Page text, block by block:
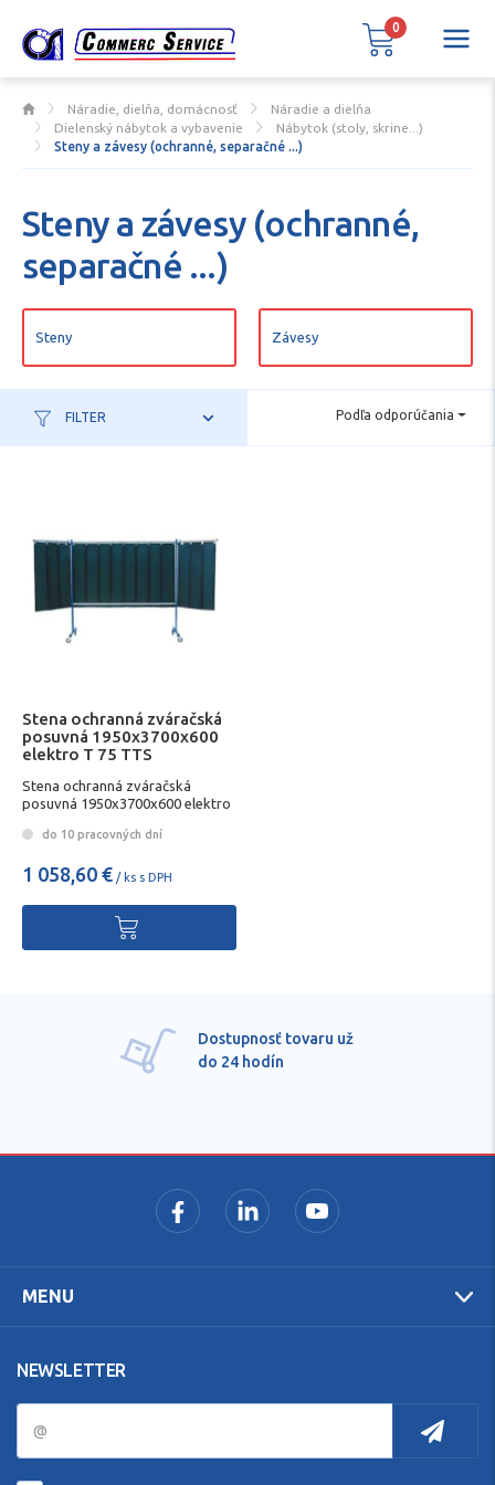
Náradie, dielňa, domácnosť
Náradie a dielňa
Dielenský nábytok a vybavenie
Nábytok (stoly, skrine...)
Steny a závesy (ochranné, separačné ...)
Steny a závesy (ochranné,
separačné ...)
Steny Závesy
FILTER Podľa odporúčania
Stena ochranná zváračská
posuvná 1950x3700x600
elektro T 75 TTS
Stena ochranná zváračská
posuvná 1950x3700x600 elektro
do 10 pracovných dní
1 058,60 € / ks s DPH
Dostupnosť tovaru už
do 24 hodín
MENU
NEWSLETTER
0